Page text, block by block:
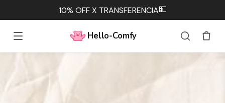
10% OFF X TRANSFERENCIA💵
Hello-Comfy